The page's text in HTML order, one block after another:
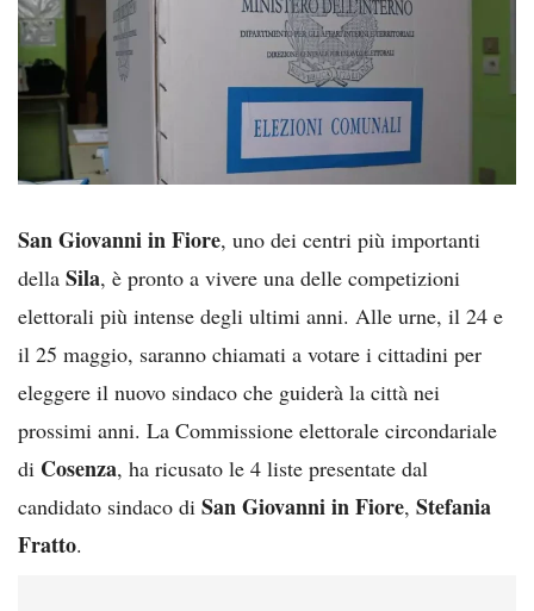
San Giovanni in Fiore, uno dei centri più importanti
della Sila, è pronto a vivere una delle competizioni
elettorali più intense degli ultimi anni. Alle urne, il 24 e
il 25 maggio, saranno chiamati a votare i cittadini per
eleggere il nuovo sindaco che guiderà la città nei
prossimi anni. La Commissione elettorale circondariale
di Cosenza, ha ricusato le 4 liste presentate dal
candidato sindaco di San Giovanni in Fiore, Stefania
Fratto.